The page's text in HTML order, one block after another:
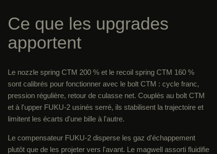
Ce que les upgrades
apportent
Le nozzle spring CTM 200 % et le recoil spring CTM 160 %
sont calibrés pour fonctionner avec le bolt CTM : cycle franc,
pression régulière, retour de culasse net. Couplés au bolt CTM
et à l'upper FUKU-2 usinés serré, ils stabilisent la trajectoire et
limitent les écarts d'une bille à l'autre.
Le compensateur FUKU-2 disperse les gaz d'échappement
plutôt que de les projeter vers l'avant. Le magwell assorti fluidifie